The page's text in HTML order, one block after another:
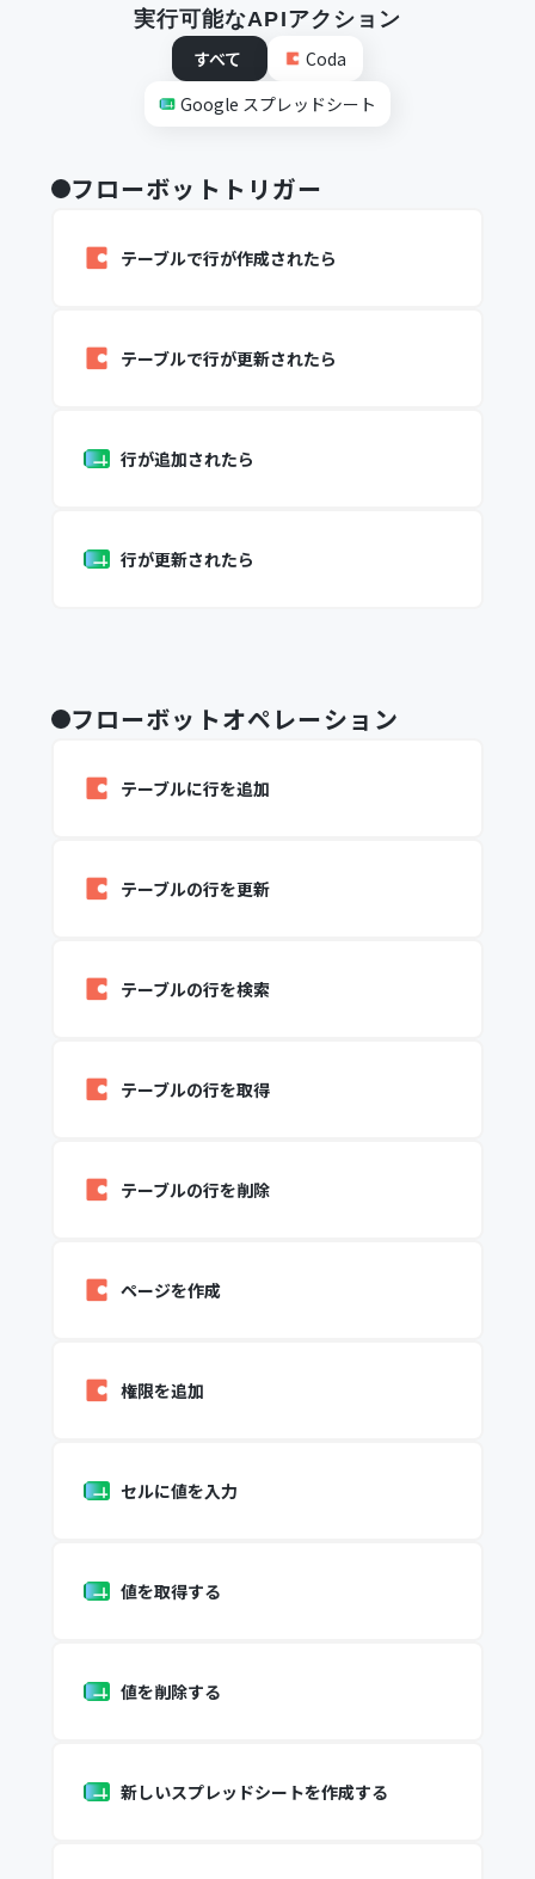
実行可能なAPIアクション
すべて
Coda
Google スプレッドシート
フローボットトリガー
テーブルで行が作成されたら
テーブルで行が更新されたら
行が追加されたら
行が更新されたら
フローボットオペレーション
テーブルに行を追加
テーブルの行を更新
テーブルの行を検索
テーブルの行を取得
テーブルの行を削除
ページを作成
権限を追加
セルに値を入力
値を取得する
値を削除する
新しいスプレッドシートを作成する